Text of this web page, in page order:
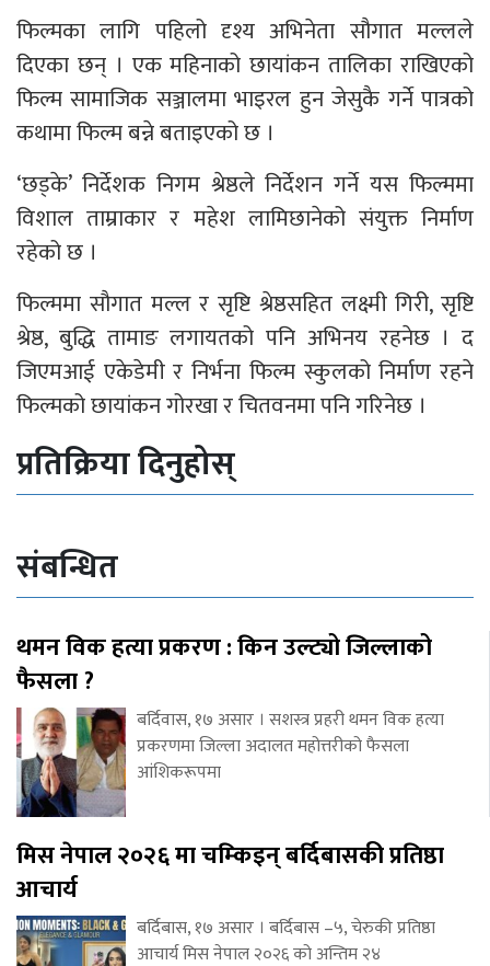
फिल्मका लागि पहिलो दृश्य अभिनेता सौगात मल्लले
दिएका छन् । एक महिनाको छायांकन तालिका राखिएको
फिल्म सामाजिक सञ्जालमा भाइरल हुन जेसुकै गर्ने पात्रको
कथामा फिल्म बन्ने बताइएको छ ।
‘छड्के’ निर्देशक निगम श्रेष्ठले निर्देशन गर्ने यस फिल्ममा
विशाल ताम्राकार र महेश लामिछानेको संयुक्त निर्माण
रहेको छ ।
फिल्ममा सौगात मल्ल र सृष्टि श्रेष्ठसहित लक्ष्मी गिरी, सृष्टि
श्रेष्ठ, बुद्धि तामाङ लगायतको पनि अभिनय रहनेछ । द
जिएमआई एकेडेमी र निर्भना फिल्म स्कुलको निर्माण रहने
फिल्मको छायांकन गोरखा र चितवनमा पनि गरिनेछ ।
प्रतिक्रिया दिनुहोस्
संबन्धित
थमन विक हत्या प्रकरण : किन उल्ट्यो जिल्लाको
फैसला ?
बर्दिवास, १७ असार । सशस्त्र प्रहरी थमन विक हत्या
प्रकरणमा जिल्ला अदालत महोत्तरीको फैसला
आंशिकरूपमा
मिस नेपाल २०२६ मा चम्किइन् बर्दिबासकी प्रतिष्ठा
आचार्य
बर्दिबास, १७ असार । बर्दिबास –५, चेरुकी प्रतिष्ठा
आचार्य मिस नेपाल २०२६ को अन्तिम २४